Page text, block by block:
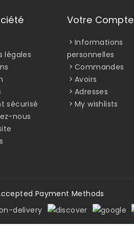
légales
sécurisé
nous
Votre Compte
Informations
personnelles
Commandes
Avoirs
Adresses
My wishlists
Payment Methods